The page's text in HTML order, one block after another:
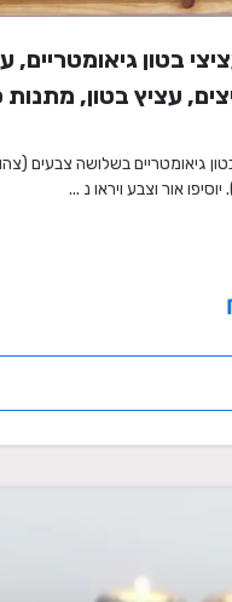
בטון גיאומטריים,
עציץ בטון,
מתנה ליום הולדת,
שנה למורים
גיאומטריים בשלושה צבעים
אור וצבע ויראו נ ...